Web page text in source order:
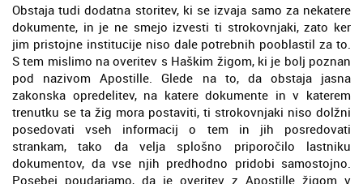
Obstaja tudi dodatna storitev, ki se izvaja samo za nekatere
dokumente, in je ne smejo izvesti ti strokovnjaki, zato ker
jim pristojne institucije niso dale potrebnih pooblastil za to.
S tem mislimo na overitev s Haškim žigom, ki je bolj poznan
pod nazivom Apostille. Glede na to, da obstaja jasna
zakonska opredelitev, na katere dokumente in v katerem
trenutku se ta žig mora postaviti, ti strokovnjaki niso dolžni
posedovati vseh informacij o tem in jih posredovati
strankam, tako da velja splošno priporočilo lastniku
dokumentov, da vse njih predhodno pridobi samostojno.
Posebej poudarjamo, da je overitev z Apostille žigom v